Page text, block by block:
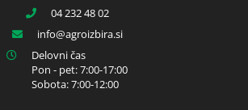
04 232 48 02
info
agroizbira.si
Delovni čas
Pon - pet: 7:00-17:00
Sobota: 7:00-12:00